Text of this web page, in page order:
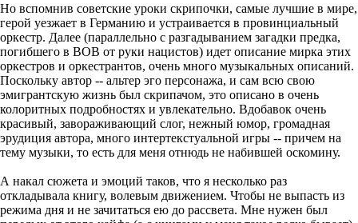
Но вспомнив советские уроки скрипочки, самые лучшие в мире,
герой уезжает в Германию и устраивается в провинциальный
оркестр. Далее (параллельно с разгадыванием загадки предка,
погибшего в ВОВ от руки нацистов) идет описание мирка этих
оркестров и оркестрантов, очень много музыкальных описаний.
Поскольку автор -- альтер эго персонажа, и сам всю свою
эмигрантскую жизнь был скрипачом, это описано в очень
колоритных подробностях и увлекательно. Вдобавок очень
красивый, завораживающий слог, нежный юмор, громадная
эрудиция автора, много интертекстуальной игры -- причем на
тему музыки, то есть для меня отнюдь не набившей оскомину.
А накал сюжета и эмоций таков, что я несколько раз
откладывала книгу, волевым движением. Чтобы не выпасть из
режима дня и не зачитаться ею до рассвета. Мне нужен был